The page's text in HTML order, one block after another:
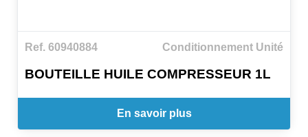
Ref. 60940884 Conditionnement Unité
BOUTEILLE HUILE COMPRESSEUR 1L
En savoir plus